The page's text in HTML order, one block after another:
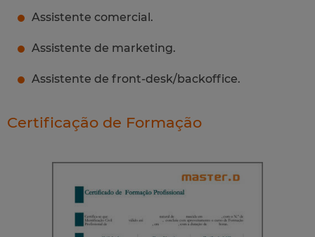
Assistente comercial.
Assistente de marketing.
Assistente de front-desk/backoffice.
Certificação de Formação